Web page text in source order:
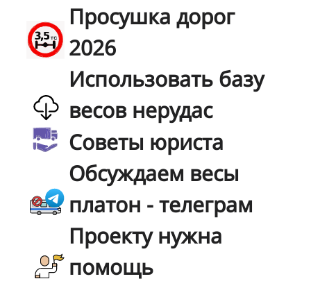
Просушка дорог
2026
Использовать базу
весов нерудас
Советы юриста
Обсуждаем весы
платон - телеграм
Проекту нужна
помощь